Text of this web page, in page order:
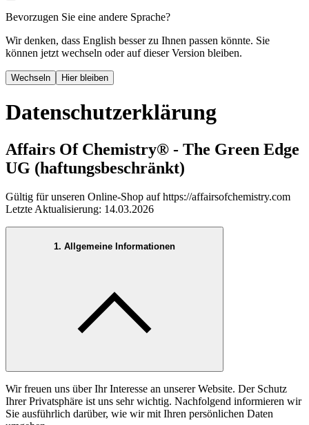
Bevorzugen Sie eine andere Sprache?
Wir denken, dass English besser zu Ihnen passen könnte. Sie
können jetzt wechseln oder auf dieser Version bleiben.
Wechseln Hier bleiben
Datenschutzerklärung
Affairs Of Chemistry® - The Green Edge
UG (haftungsbeschränkt)
Gültig für unseren Online-Shop auf https://affairsofchemistry.com
Letzte Aktualisierung: 14.03.2026
1. Allgemeine Informationen
Wir freuen uns über Ihr Interesse an unserer Website. Der Schutz
Ihrer Privatsphäre ist uns sehr wichtig. Nachfolgend informieren wir
Sie ausführlich darüber, wie wir mit Ihren persönlichen Daten